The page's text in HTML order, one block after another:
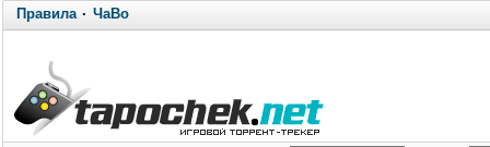
Правила· ЧаВо